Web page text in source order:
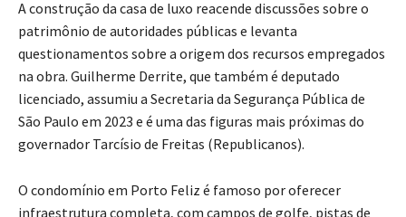
A construção da casa de luxo reacende discussões sobre o
patrimônio de autoridades públicas e levanta
questionamentos sobre a origem dos recursos empregados
na obra. Guilherme Derrite, que também é deputado
licenciado, assumiu a Secretaria da Segurança Pública de
São Paulo em 2023 e é uma das figuras mais próximas do
governador Tarcísio de Freitas (Republicanos).
O condomínio em Porto Feliz é famoso por oferecer
infraestrutura completa, com campos de golfe, pistas de